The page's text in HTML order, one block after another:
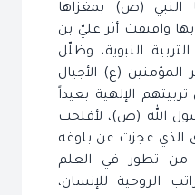
النبي (ص) بمغزاها
واقتفت أثر عليّ بن
النبوية، وظلّل
(ع) الأجيال
الإلهية بعيداً
الله (ص)، لأفلحت
الذي عجزت عن بلوغه
من تطور في العلم
الروحية للإنسان،